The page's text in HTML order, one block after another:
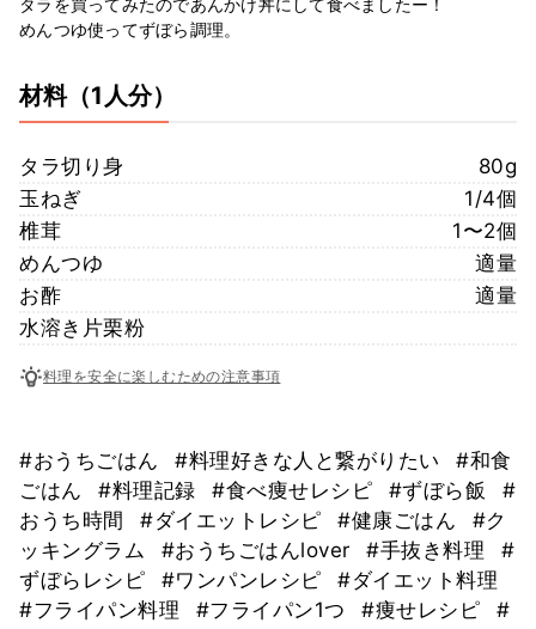
タラを買ってみたのであんかけ丼にして食べましたー！
めんつゆ使ってずぼら調理。
材料（1人分）
タラ切り身
80g
玉ねぎ
1/4個
椎茸
1〜2個
めんつゆ
適量
お酢
適量
水溶き片栗粉
料理を安全に楽しむための注意事項
#おうちごはん #料理好きな人と繋がりたい
#和食
ごはん
#料理記録 #食べ痩せレシピ #ずぼら飯
#
おうち時間
#ダイエットレシピ #健康ごはん
#ク
ッキングラム
#おうちごはんlover #手抜き料理
#
ずぼらレシピ
#ワンパンレシピ
#ダイエット料理
#フライパン料理
#フライパン1つ #痩せレシピ
#